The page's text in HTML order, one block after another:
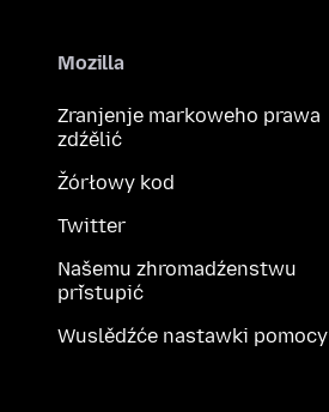
Mozilla
Zranjenje markoweho prawa
zdźělić
Žórłowy kod
Twitter
Našemu zhromadźenstwu
přistupić
Wuslědźće nastawki pomocy